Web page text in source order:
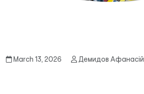
March 13, 2026 Демидов Афанасій